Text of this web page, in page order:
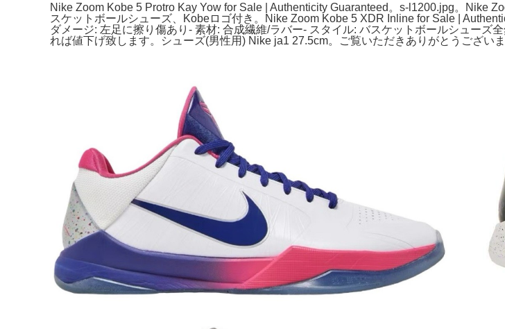
Nike Zoom Kobe 5 Protro Kay Yow for Sale | Authenticity Guaranteed。s-l1200.jpg。Nike
スケットボールシューズ、Kobeロゴ付き。Nike Zoom Kobe 5 XDR Inline for Sale |
ダメージ: 左足に擦り傷あり- 素材: 合成繊維/ラバー- スタイル: バスケットボールシュー
れば値下げ致します。シューズ(男性用) Nike ja1 27.5cm。ご覧いただきありがとうござい